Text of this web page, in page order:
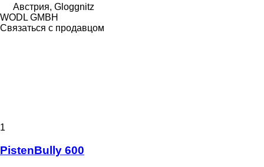
Австрия, Gloggnitz
WODL GMBH
Связаться с продавцом
1
PistenBully 600